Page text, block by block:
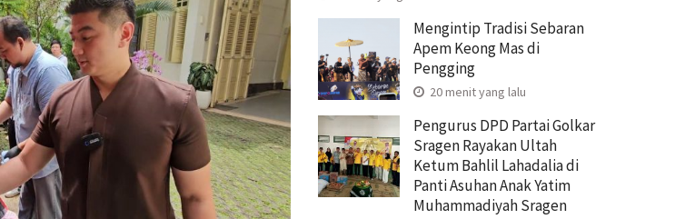
Mengintip Tradisi Sebaran
Apem Keong Mas di
Pengging
20 menit yang lalu
Pengurus DPD Partai Golkar
Sragen Rayakan Ultah
Ketum Bahlil Lahadalia di
Panti Asuhan Anak Yatim
Muhammadiyah Sragen